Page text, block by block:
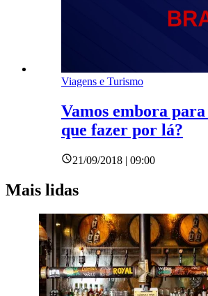
Viagens e Turismo
Vamos embora
que fazer por lá?
21/09/2018 | 09:00
Mais lidas